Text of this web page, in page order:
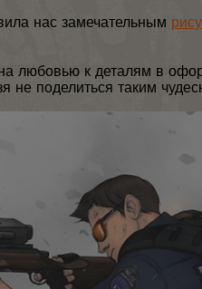
нас замечательным
любовью к деталям в
не поделиться таким